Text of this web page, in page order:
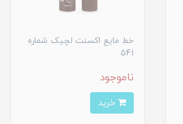
خط مایع اکسنت لچیک شماره
541
ناموجود